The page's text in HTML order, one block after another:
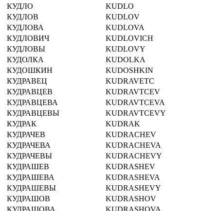
КУДЛО
KUDLO
КУДЛОВ
KUDLOV
КУДЛОВА
KUDLOVA
КУДЛОВИЧ
KUDLOVICH
КУДЛОВЫ
KUDLOVY
КУДОЛКА
KUDOLKA
КУДОШКИН
KUDOSHKIN
КУДРАВЕЦ
KUDRAVETC
КУДРАВЦЕВ
KUDRAVTCEV
КУДРАВЦЕВА
KUDRAVTCEVA
КУДРАВЦЕВЫ
KUDRAVTCEVY
КУДРАК
KUDRAK
КУДРАЧЕВ
KUDRACHEV
КУДРАЧЕВА
KUDRACHEVA
КУДРАЧЕВЫ
KUDRACHEVY
КУДРАШЕВ
KUDRASHEV
КУДРАШЕВА
KUDRASHEVA
КУДРАШЕВЫ
KUDRASHEVY
КУДРАШОВ
KUDRASHOV
КУДРАШОВА
KUDRASHOVA